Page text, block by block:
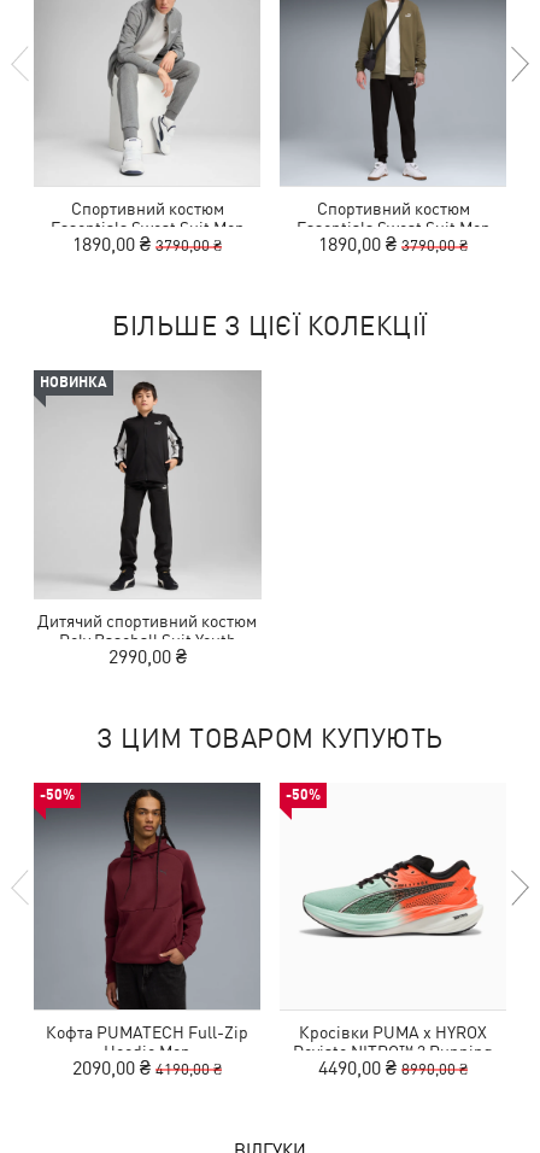
Спортивний костюм
Essentials Sweat Suit Men
1890,00 ₴ 3790,00 ₴
Спортивний костюм
Essentials Sweat Suit Men
1890,00 ₴ 3790,00 ₴
БІЛЬШЕ З ЦІЄЇ КОЛЕКЦІЇ
НОВИНКА
Дитячий спортивний костюм
Poly Baseball Suit Youth
2990,00 ₴
З ЦИМ ТОВАРОМ КУПУЮТЬ
-50%
Кофта PUMATECH Full-Zip
Hoodie Men
2090,00 ₴ 4190,00 ₴
-50%
Кросівки PUMA x HYROX
Deviate NITRO™ 3 Running
Shoes Men
4490,00 ₴ 8990,00 ₴